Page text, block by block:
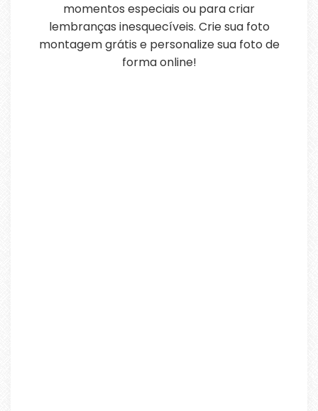
momentos especiais ou para criar
lembranças inesquecíveis. Crie sua foto
montagem grátis e personalize sua foto de
forma online!